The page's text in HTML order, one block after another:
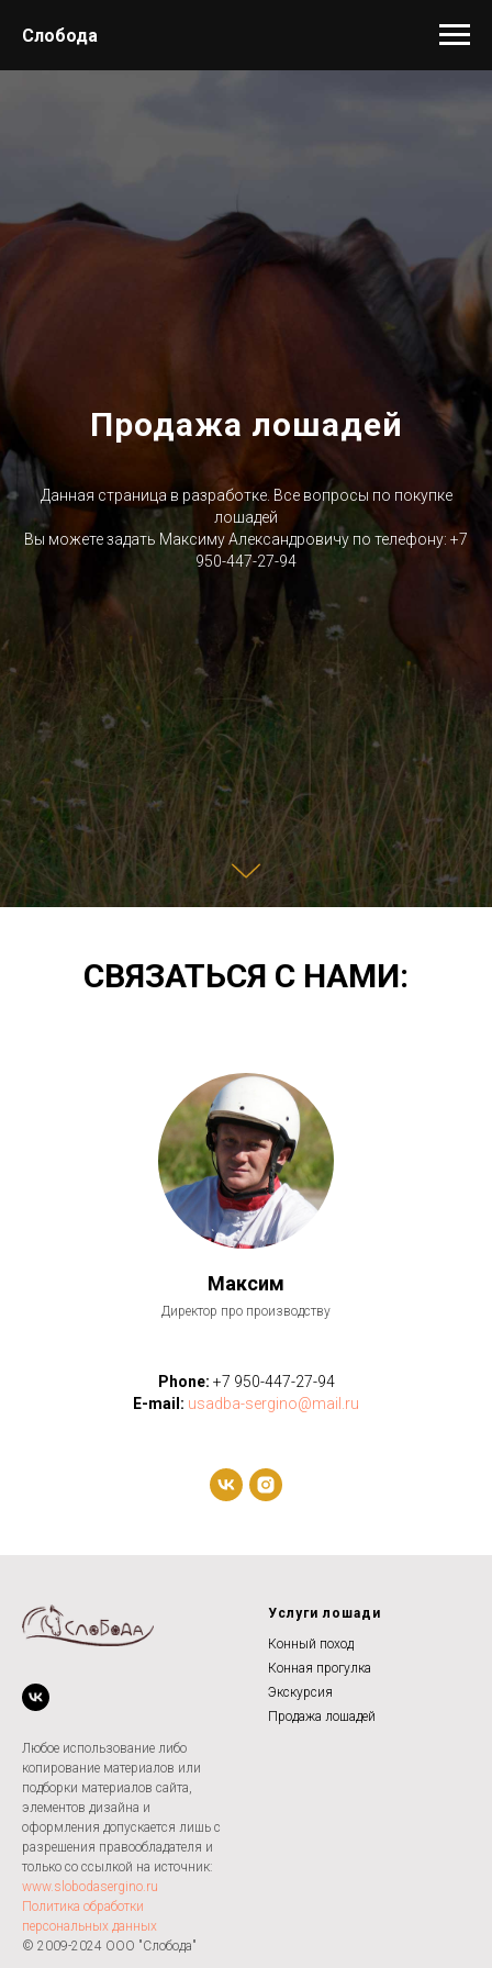
Слобода
Продажа лошадей
Данная страница в разработке. Все вопросы по покупке
лошадей
Вы можете задать Максиму Александровичу по телефону: +7
950-447-27-94
СВЯЗАТЬСЯ С НАМИ:
Максим
Директор про производству
Phone: +7 950-447-27-94
E-mail: usadba-sergino@mail.ru
Любое использование либо
копирование материалов или
подборки материалов сайта,
элементов дизайна и
оформления допускается лишь с
разрешения правообладателя и
только со ссылкой на источник:
www.slobodasergino.ru
Политика обработки
персональных данных
© 2009-2024 ООО "Слобода"
Услуги лошади
Конный поход
Конная прогулка
Экскурсия
Продажа лошадей